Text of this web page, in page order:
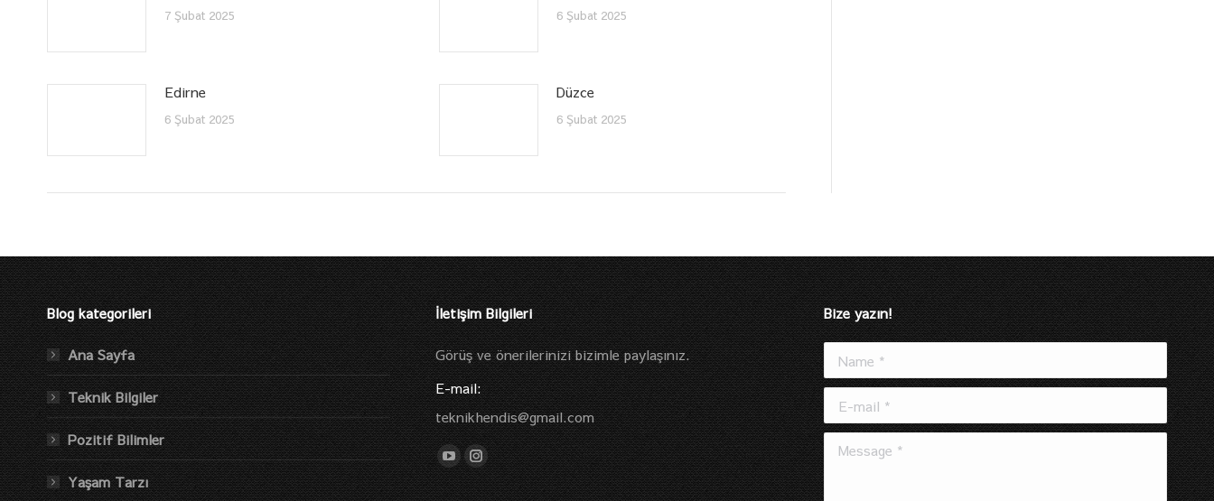
7 Şubat 2025 6 Şubat 2025
Edirne
6 Şubat 2025
Düzce
6 Şubat 2025
Blog kategorileri
Ana Sayfa
Teknik Bilgiler
Pozitif Bilimler
Yaşam Tarzı
İletişim Bilgileri
Görüş ve önerilerinizi bizimle paylaşınız.
E-mail:
teknikhendis@gmail.com
Find us on:
YouTube
page
Instagram
page
Bize yazın!
Name *
E-mail *
Message *